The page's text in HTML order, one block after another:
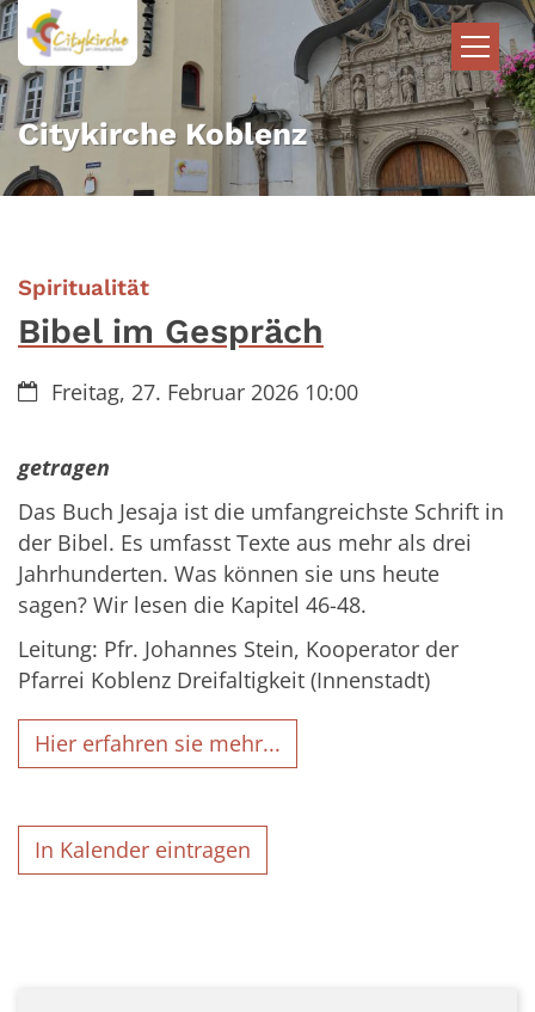
Zum Inhalt springen
Citykirche Koblenz
Spiritualität:
Bibel im Gespräch
Datum:Freitag, 27. Februar 2026 10:00
getragen
Das Buch Jesaja ist die umfangreichste Schrift in
der Bibel. Es umfasst Texte aus mehr als drei
Jahrhunderten. Was können sie uns heute
sagen? Wir lesen die Kapitel 46-48.
Leitung: Pfr. Johannes Stein, Kooperator der
Pfarrei Koblenz Dreifaltigkeit (Innenstadt)
Hier erfahren sie mehr...
In Kalender eintragen